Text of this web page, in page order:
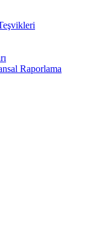
Raporlama